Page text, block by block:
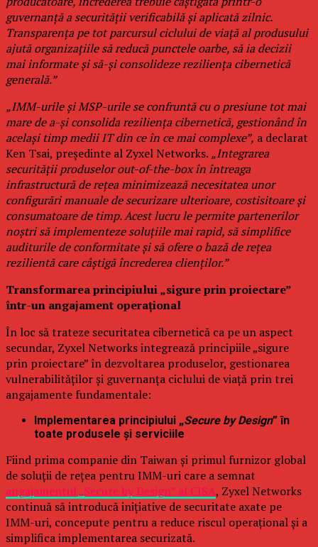
guvernanță a securității verificabilă și aplicată zilnic.
Transparența pe tot parcursul ciclului de viață al produsului
ajută organizațiile să reducă punctele oarbe, să ia decizii
mai informate și să-și consolideze reziliența cibernetică
generală.”
„IMM-urile și MSP-urile se confruntă cu o presiune tot mai
mare de a-și consolida reziliența cibernetică, gestionând în
același timp medii IT din ce în ce mai complexe”, a declarat
Ken Tsai, președinte al Zyxel Networks. „Integrarea
securității produselor out-of-the-box în întreaga
infrastructură de rețea minimizează necesitatea unor
configurări manuale de securizare ulterioare, costisitoare și
consumatoare de timp. Acest lucru le permite partenerilor
noștri să implementeze soluțiile mai rapid, să simplifice
auditurile de conformitate și să ofere o bază de rețea
rezilientă care câștigă încrederea clienților.”
Transformarea principiului „sigure prin proiectare”
într-un angajament operațional
În loc să trateze securitatea cibernetică ca pe un aspect
secundar, Zyxel Networks integrează principiile „sigure
prin proiectare” în dezvoltarea produselor, gestionarea
vulnerabilităților și guvernanța ciclului de viață prin trei
angajamente fundamentale:
Implementarea principiului „Secure by Design” în
toate produsele și serviciile
Fiind prima companie din Taiwan și primul furnizor global
de soluții de rețea pentru IMM-uri care a semnat
angajamentul „Secure by Design” al CISA, Zyxel Networks
continuă să introducă inițiative de securitate axate pe
IMM-uri, concepute pentru a reduce riscul operațional și a
simplifica implementarea securizată.